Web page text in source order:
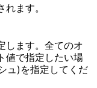
ます。
します。全てのオ
値で指定したい場
ュ)を指定してくだ